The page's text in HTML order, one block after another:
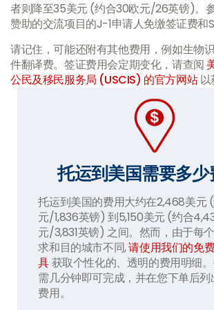
者则降至35美元 (约合30欧元/26英镑)。
赞助的交流项目的J-1申请人免缴签证费和
请记住，可能还附有其他费用，例如生物
件翻译费。签证费用会定期变化，请查阅
公民及移民服务局 (USCIS) 的官方网站以
托运到美国需要多少
托运到美国的费用大约在2,468美元
元/1,836英镑) 到5,150美元 (约合
元/3,831英镑) 之间。然而，由于每
求和目的城市不同,请使用我们的免
具获取个性化的、透明的费用明细
需几分钟即可完成，并在您下单后列
费用。